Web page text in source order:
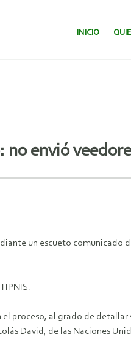
SALTAR AL
INICIO
envió
un escueto
proceso, al grado de
David, de las Naciones